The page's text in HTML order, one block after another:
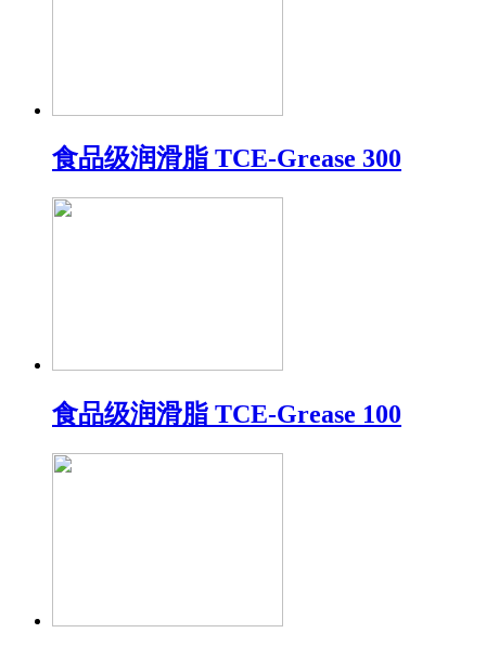
食品级润滑脂 TCE-Grease 300
食品级润滑脂 TCE-Grease 100